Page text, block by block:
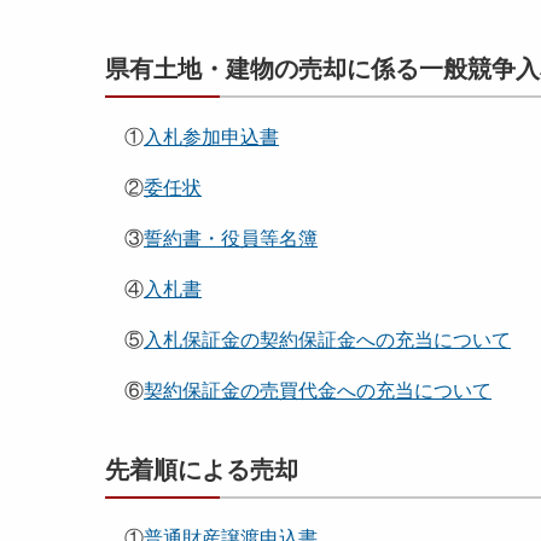
県有土地・建物の売却に係る一般競争
①入札参加申込書
②委任状
③誓約書・役員等名簿
④入札書
⑤入札保証金の契約保証金への充当について
⑥契約保証金の売買代金への充当について
先着順による売却